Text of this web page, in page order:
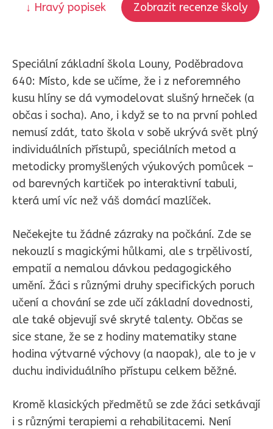
↓ Hravý popisek Zobrazit recenze školy
Speciální základní škola Louny, Poděbradova
640: Místo, kde se učíme, že i z neforemného
kusu hlíny se dá vymodelovat slušný hrneček (a
občas i socha). Ano, i když se to na první pohled
nemusí zdát, tato škola v sobě ukrývá svět plný
individuálních přístupů, speciálních metod a
metodicky promyšlených výukových pomůcek –
od barevných kartiček po interaktivní tabuli,
která umí víc než váš domácí mazlíček.
Nečekejte tu žádné zázraky na počkání. Zde se
nekouzlí s magickými hůlkami, ale s trpělivostí,
empatií a nemalou dávkou pedagogického
umění. Žáci s různými druhy specifických poruch
učení a chování se zde učí základní dovednosti,
ale také objevují své skryté talenty. Občas se
sice stane, že se z hodiny matematiky stane
hodina výtvarné výchovy (a naopak), ale to je v
duchu individuálního přístupu celkem běžné.
Kromě klasických předmětů se zde žáci setkávají
i s různými terapiemi a rehabilitacemi. Není